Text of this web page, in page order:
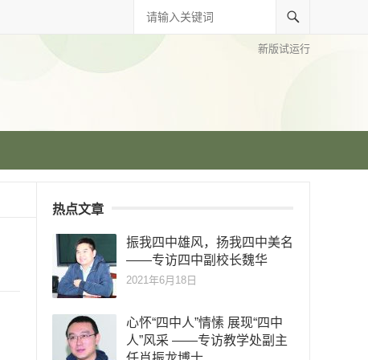
新版试运行
热点文章
振我四中雄风，扬我四中美名
——专访四中副校长魏华
2021年6月18日
心怀“四中人”情愫 展现“四中
人”风采 ——专访教学处副主